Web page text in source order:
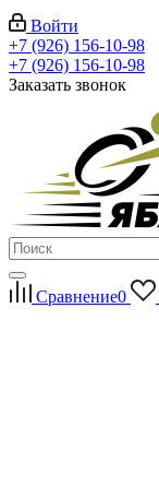
Войти
+7 (926) 156-10-98
+7 (926) 156-10-98
Заказать звонок
Сравнение0